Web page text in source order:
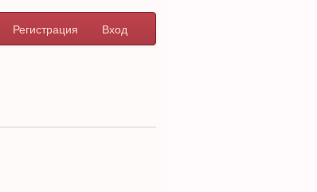
Регистрация Вход